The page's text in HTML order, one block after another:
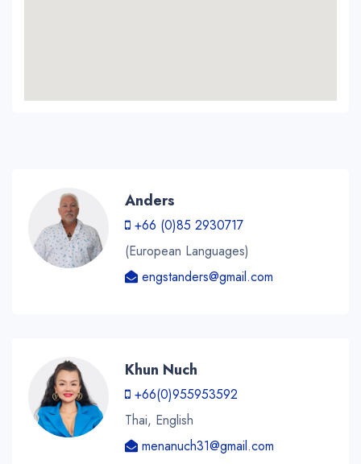
Anders
+66 (0)85 2930717
(European Languages)
engstanders@gmail.com
Khun Nuch
+66(0)955953592
Thai, English
menanuch31@gmail.com